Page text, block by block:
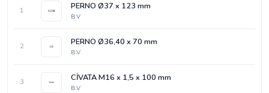
1 PERNO Ø37 x 123 mm
B.V
2 PERNO Ø36,40 x 70 mm
B.V
3 CİVATA M16 x 1,5 x 100 mm
B.V